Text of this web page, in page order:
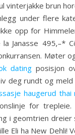
vinterjakke brun
under flere
opp for
la Janasse 495,–*
Møter
dating posisjon
deg rundt og
haugerud
for
i geomtrien
Eli ha New Dehli!